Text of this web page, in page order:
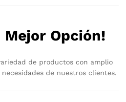
Mejor Opción!
de productos con amplio
de nuestros clientes.